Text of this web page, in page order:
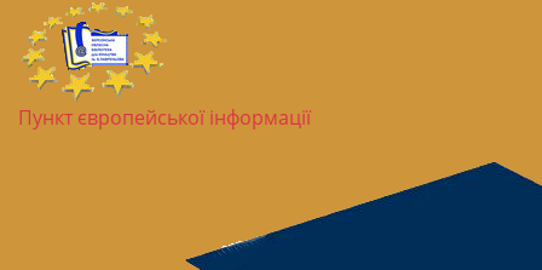
Пункт європейської інформації